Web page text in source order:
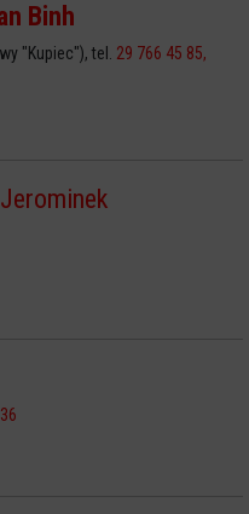
Binh
"Kupiec"), tel. 29 766 45 85,